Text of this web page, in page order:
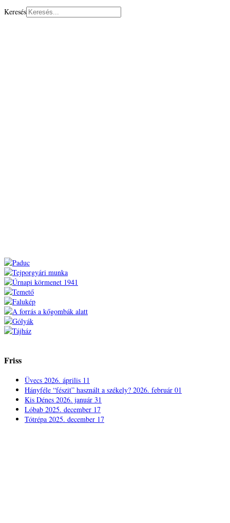
Keresés
Friss
Üvecs 2026. április 11
Hányféle “fészit” használt a székely? 2026. február 01
Kis Dénes 2026. január 31
Lóbab 2025. december 17
Tótrépa 2025. december 17